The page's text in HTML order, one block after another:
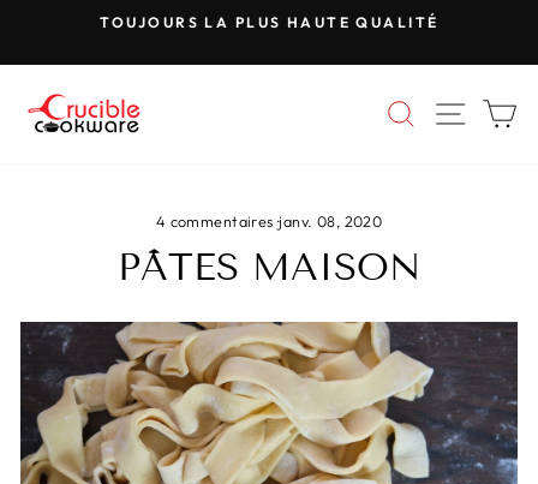
contenu
TOUJOURS LA PLUS HAUTE QUALITÉ
4 commentaires ·janv. 08, 2020
PÂTES MAISON